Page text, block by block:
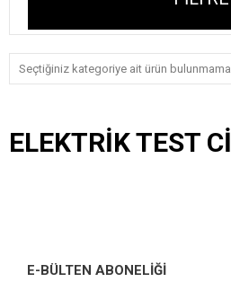
Seçtiğiniz kategoriye ait ürün
ELEKTRIK TEST
E-BÜLTEN ABONELİĞİ